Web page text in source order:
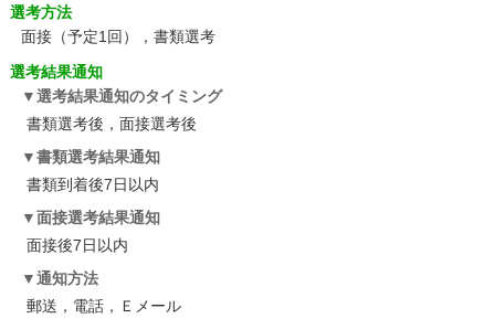
選考方法
面接（予定1回），書類選考
選考結果通知
選考結果通知のタイミング
書類選考後，面接選考後
書類選考結果通知
書類到着後7日以内
面接選考結果通知
面接後7日以内
通知方法
郵送，電話，Ｅメール